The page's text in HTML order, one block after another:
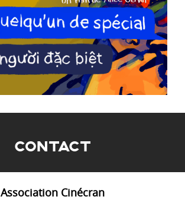
CONTACT
Association Cinécran